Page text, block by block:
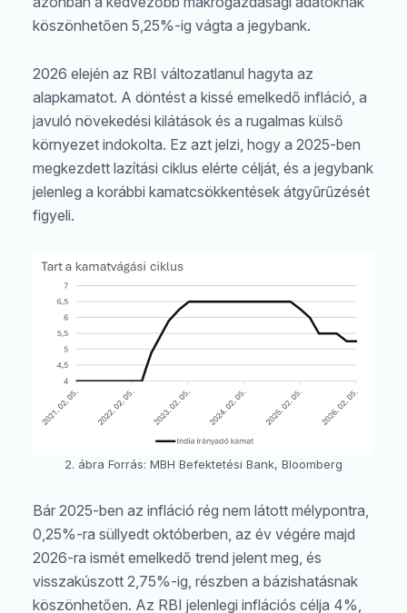
köszönhetően 5,25%-ig vágta a jegybank.
2026 elején az RBI változatlanul hagyta az
alapkamatot. A döntést a kissé emelkedő infláció, a
javuló növekedési kilátások és a rugalmas külső
környezet indokolta. Ez azt jelzi, hogy a 2025-ben
megkezdett lazítási ciklus elérte célját, és a jegybank
jelenleg a korábbi kamatcsökkentések átgyűrűzését
figyeli.
2. ábra Forrás: MBH Befektetési Bank, Bloomberg
Bár 2025-ben az infláció rég nem látott mélypontra,
0,25%-ra süllyedt októberben, az év végére majd
2026-ra ismét emelkedő trend jelent meg, és
visszakúszott 2,75%-ig, részben a bázishatásnak
köszönhetően. Az RBI jelenlegi inflációs célja 4%,